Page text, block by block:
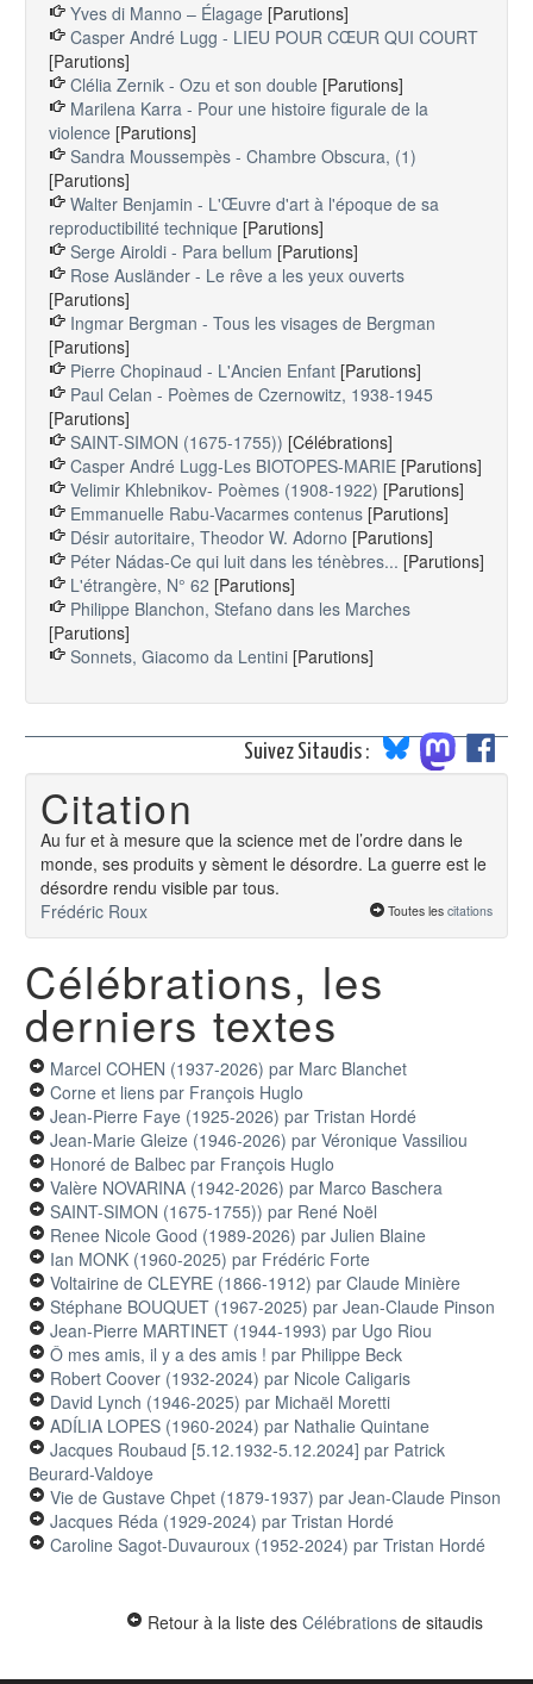
Yves di Manno – Élagage [Parutions]
Casper André Lugg - LIEU POUR CŒUR QUI COURT
[Parutions]
Clélia Zernik - Ozu et son double [Parutions]
Marilena Karra - Pour une histoire figurale de la
violence [Parutions]
Sandra Moussempès - Chambre Obscura, (1)
[Parutions]
Walter Benjamin - L'Œuvre d'art à l'époque de sa
reproductibilité technique [Parutions]
Serge Airoldi - Para bellum [Parutions]
Rose Ausländer - Le rêve a les yeux ouverts
[Parutions]
Ingmar Bergman - Tous les visages de Bergman
[Parutions]
Pierre Chopinaud - L'Ancien Enfant [Parutions]
Paul Celan - Poèmes de Czernowitz, 1938-1945
[Parutions]
SAINT-SIMON (1675-1755)) [Célébrations]
Casper André Lugg-Les BIOTOPES-MARIE [Parutions]
Velimir Khlebnikov- Poèmes (1908-1922) [Parutions]
Emmanuelle Rabu-Vacarmes contenus [Parutions]
Désir autoritaire, Theodor W. Adorno [Parutions]
Péter Nádas-Ce qui luit dans les ténèbres... [Parutions]
L'étrangère, N° 62 [Parutions]
Philippe Blanchon, Stefano dans les Marches
[Parutions]
Sonnets, Giacomo da Lentini [Parutions]
Suivez Sitaudis :
Citation
Au fur et à mesure que la science met de l’ordre dans le
monde, ses produits y sèment le désordre. La guerre est le
désordre rendu visible par tous.
Frédéric Roux
Toutes les citations
Célébrations, les
derniers textes
Marcel COHEN (1937-2026) par Marc Blanchet
Corne et liens par François Huglo
Jean-Pierre Faye (1925-2026) par Tristan Hordé
Jean-Marie Gleize (1946-2026) par Véronique Vassiliou
Honoré de Balbec par François Huglo
Valère NOVARINA (1942-2026) par Marco Baschera
SAINT-SIMON (1675-1755)) par René Noël
Renee Nicole Good (1989-2026) par Julien Blaine
Ian MONK (1960-2025) par Frédéric Forte
Voltairine de CLEYRE (1866-1912) par Claude Minière
Stéphane BOUQUET (1967-2025) par Jean-Claude Pinson
Jean-Pierre MARTINET (1944-1993) par Ugo Riou
Ô mes amis, il y a des amis ! par Philippe Beck
Robert Coover (1932-2024) par Nicole Caligaris
David Lynch (1946-2025) par Michaël Moretti
ADÍLIA LOPES (1960-2024) par Nathalie Quintane
Jacques Roubaud [5.12.1932-5.12.2024] par Patrick
Beurard-Valdoye
Vie de Gustave Chpet (1879-1937) par Jean-Claude Pinson
Jacques Réda (1929-2024) par Tristan Hordé
Caroline Sagot-Duvauroux (1952-2024) par Tristan Hordé
Retour à la liste des Célébrations de sitaudis